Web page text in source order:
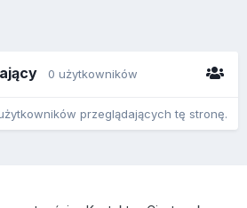
0 użytkowników
przeglądających tę stronę.